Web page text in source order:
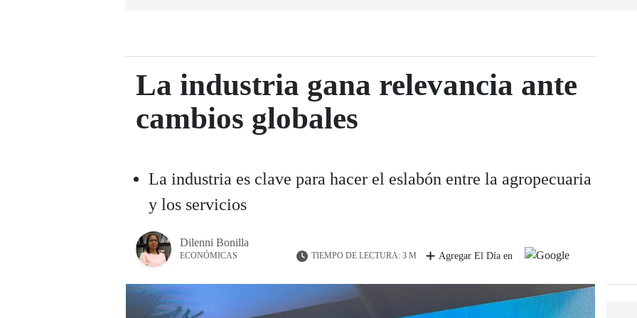
La industria gana relevancia ante
cambios globales
La industria es clave para hacer el eslabón entre la agropecuaria
y los servicios
Dilenni Bonilla
ECONÓMICAS TIEMPO DE LECTURA: 3 M Agregar El Día en